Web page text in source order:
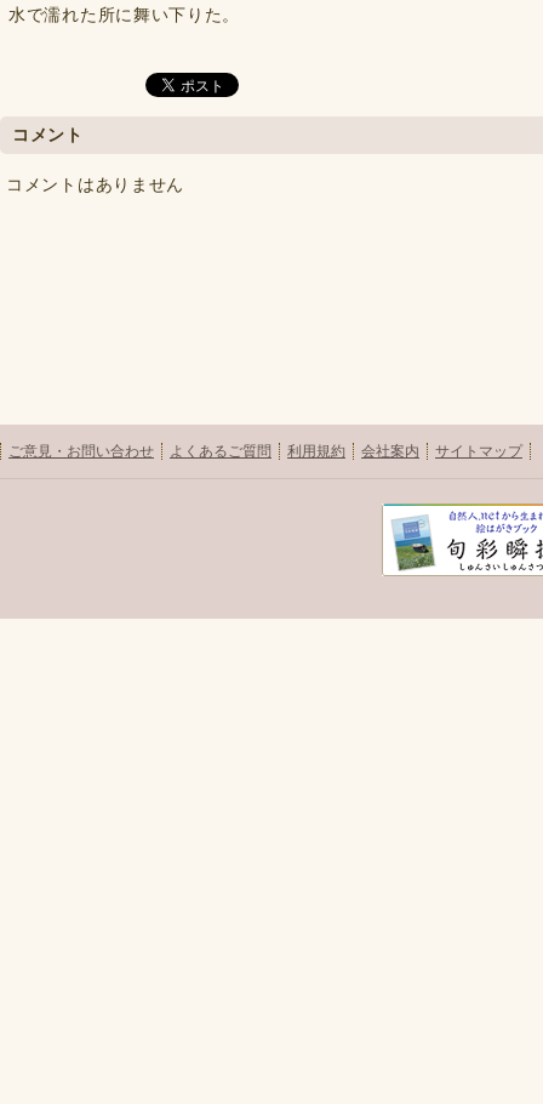
水で濡れた所に舞い下りた。
コメント
コメントはありません
ご意見・お問い合わせ よくあるご質問 利用規約 会社案内 サイトマップ